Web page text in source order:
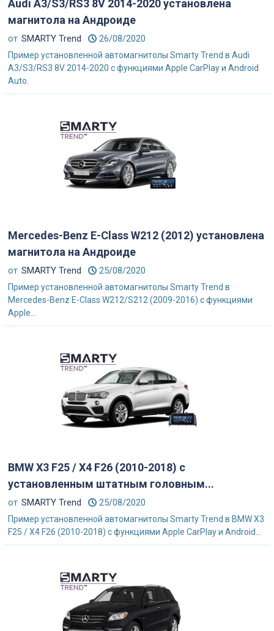
Audi A3/S3/RS3 8V 2014-2020 установлена
магнитола на Андроиде
от SMARTY Trend 26/08/2020
Пример установленной автомагнитолы Smarty Trend в Audi
A3/S3/RS3 8V 2014-2020 с функциями Apple CarPlay и Android
Auto.
Mercedes-Benz E-Class W212 (2012) установлена
магнитола на Андроиде
от SMARTY Trend 25/08/2020
Пример установленной автомагнитолы Smarty Trend в
Mercedes-Benz E-Class W212/S212 (2009-2016) с функциями
Apple...
BMW X3 F25 / X4 F26 (2010-2018) с
установленным штатным головным...
от SMARTY Trend 25/08/2020
Пример установленной автомагнитолы Smarty Trend в BMW X3
F25 / X4 F26 (2010-2018) с функциями Apple CarPlay и Android...